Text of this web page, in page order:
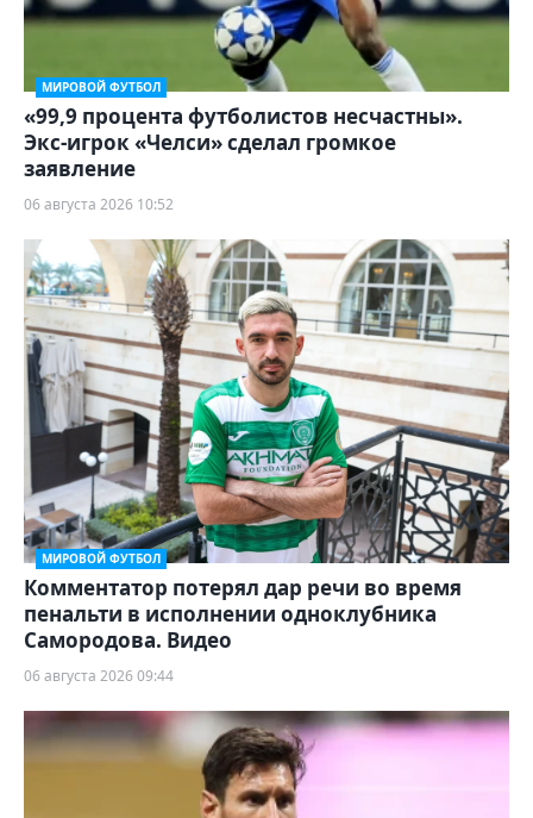
МИРОВОЙ ФУТБОЛ
«99,9 процента футболистов несчастны».
Экс-игрок «Челси» сделал громкое
заявление
06 августа 2026 10:52
МИРОВОЙ ФУТБОЛ
Комментатор потерял дар речи во время
пенальти в исполнении одноклубника
Самородова. Видео
06 августа 2026 09:44